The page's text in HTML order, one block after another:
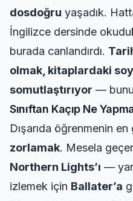
dosdoğru yaşadık.
İngilizce dersinde
burada canlandırdı.
olmak, kitaplardaki
somutlaştırıyor — bunu
Sınıftan Kaçıp Ne
Dışarıda öğrenmenin en
zorlamak. Mesela
Northern Lights’ı —
izlemek için Ballater’a